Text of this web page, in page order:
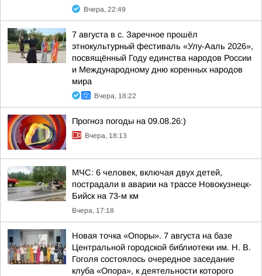
Вчера, 22:49
7 августа в с. Заречное прошёл
этнокультурный фестиваль «Улу-Ааль 2026»,
посвящённый Году единства народов России
и Международному дню коренных народов
мира
Вчера, 18:22
Прогноз погоды на 09.08.26:)
Вчера, 18:13
МЧС: 6 человек, включая двух детей,
пострадали в аварии на трассе Новокузнецк-
Бийск на 73-м км
Вчера, 17:18
Новая точка «Опоры». 7 августа на базе
Центральной городской библиотеки им. Н. В.
Гоголя состоялось очередное заседание
клуба «Опора», к деятельности которого